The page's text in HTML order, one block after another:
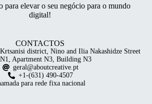
para elevar o seu negócio para o mundo
digital!
CONTACTOS
district, Nino and Ilia Nakashidze Street
N1, Apartment N3, Building N3
geral@aboutcreative.pt
+1-(631) 490-4507
para rede fixa nacional